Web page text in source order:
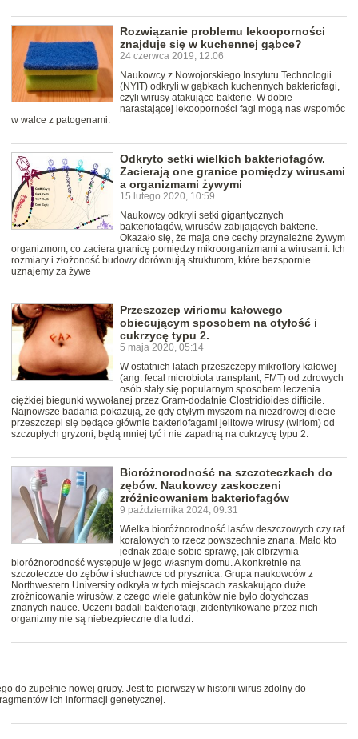
Rozwiązanie problemu lekooporności
znajduje się w kuchennej gąbce?
24 czerwca 2019, 12:06
Naukowcy z Nowojorskiego Instytutu Technologii
(NYIT) odkryli w gąbkach kuchennych bakteriofagi,
czyli wirusy atakujące bakterie. W dobie
narastającej lekooporności fagi mogą nas wspomóc
w walce z patogenami.
Odkryto setki wielkich bakteriofagów.
Zacierają one granice pomiędzy wirusami
a organizmami żywymi
15 lutego 2020, 10:59
Naukowcy odkryli setki gigantycznych
bakteriofagów, wirusów zabijających bakterie.
Okazało się, że mają one cechy przynależne żywym
organizmom, co zaciera granicę pomiędzy mikroorganizmami a wirusami. Ich
rozmiary i złożoność budowy dorównują strukturom, które bezspornie
uznajemy za żywe
Przeszczep wiriomu kałowego
obiecującym sposobem na otyłość i
cukrzycę typu 2.
5 maja 2020, 05:14
W ostatnich latach przeszczepy mikroflory kałowej
(ang. fecal microbiota transplant, FMT) od zdrowych
osób stały się popularnym sposobem leczenia
ciężkiej biegunki wywołanej przez Gram-dodatnie Clostridioides difficile.
Najnowsze badania pokazują, że gdy otyłym myszom na niezdrowej diecie
przeszczepi się będące głównie bakteriofagami jelitowe wirusy (wiriom) od
szczupłych gryzoni, będą mniej tyć i nie zapadną na cukrzycę typu 2.
Bioróżnorodność na szczoteczkach do
zębów. Naukowcy zaskoczeni
zróżnicowaniem bakteriofagów
9 października 2024, 09:31
Wielka bioróżnorodność lasów deszczowych czy raf
koralowych to rzecz powszechnie znana. Mało kto
jednak zdaje sobie sprawę, jak olbrzymia
bioróżnorodność występuje w jego własnym domu. A konkretnie na
szczoteczce do zębów i słuchawce od prysznica. Grupa naukowców z
Northwestern University odkryła w tych miejscach zaskakująco duże
zróżnicowanie wirusów, z czego wiele gatunków nie było dotychczas
znanych nauce. Uczeni badali bakteriofagi, zidentyfikowane przez nich
organizmy nie są niebezpieczne dla ludzi.
do zupełnie nowej grupy. Jest to pierwszy w historii wirus zdolny do
ich informacji genetycznej.